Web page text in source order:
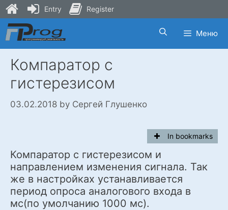
Skip
to
content
Меню
Компаратор с
гистерезисом
03.02.2018 by Сергей Глушенко
In bookmarks
Компаратор с гистерезисом и
направлением изменения сигнала. Так
же в настройках устанавливается
период опроса аналогового входа в
мс(по умолчанию 1000 мс).
Entry Register